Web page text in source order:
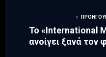
Το «International
ανοίγει ξανά